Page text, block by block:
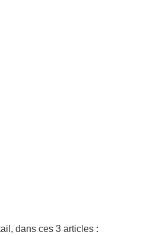
dans ces 3 articles :